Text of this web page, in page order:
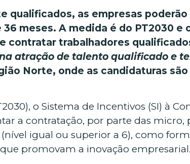
qualificados, as empresas
meses. A medida é do PT2030
contratar trabalhadores
atração de talento qualificado e
Norte, onde as candidaturas
o Sistema de Incentivos (SI) à
a contratação, por parte das micro,
igual ou superior a 6), como
promovam a inovação empresarial.